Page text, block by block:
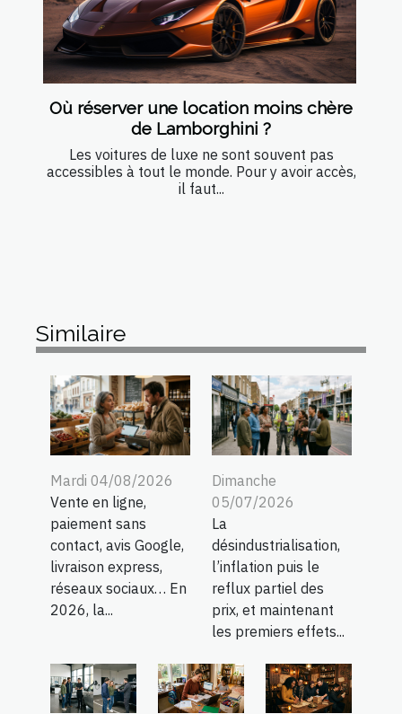
Où réserver une location moins chère
de Lamborghini ?
Les voitures de luxe ne sont souvent pas
accessibles à tout le monde. Pour y avoir accès,
il faut...
Similaire
Mardi 04/08/2026
Vente en ligne,
paiement sans
contact, avis Google,
livraison express,
réseaux sociaux… En
2026, la...
Dimanche
05/07/2026
La
désindustrialisation,
l’inflation puis le
reflux partiel des
prix, et maintenant
les premiers effets...